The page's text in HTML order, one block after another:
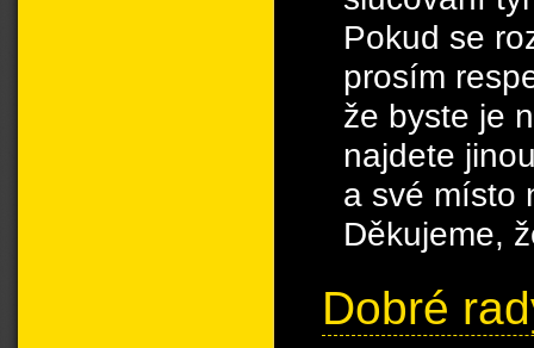
Pokud se
prosím
že byste je
najdete
a své místo
Děkujeme,
Dobré